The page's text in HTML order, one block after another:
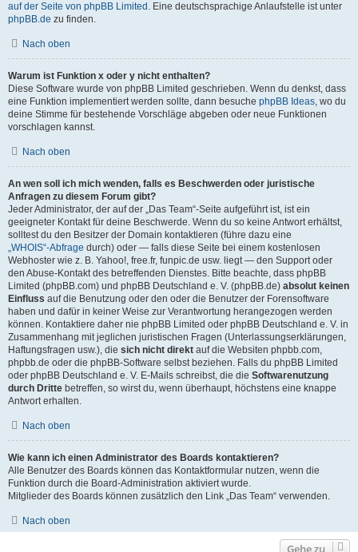
auf der Seite von phpBB Limited . Eine deutschsprachige Anlaufstelle ist unter
phpBB.de zu finden.
Nach oben
Warum ist Funktion x oder y nicht enthalten?
Diese Software wurde von phpBB Limited geschrieben. Wenn du denkst, dass
eine Funktion implementiert werden sollte, dann besuche phpBB Ideas, wo du
deine Stimme für bestehende Vorschläge abgeben oder neue Funktionen
vorschlagen kannst.
Nach oben
An wen soll ich mich wenden, falls es Beschwerden oder juristische
Anfragen zu diesem Forum gibt?
Jeder Administrator, der auf der „Das Team“-Seite aufgeführt ist, ist ein
geeigneter Kontakt für deine Beschwerde. Wenn du so keine Antwort erhältst,
solltest du den Besitzer der Domain kontaktieren (führe dazu eine
„WHOIS“-Abfrage durch) oder — falls diese Seite bei einem kostenlosen
Webhoster wie z. B. Yahoo!, free.fr, funpic.de usw. liegt — den Support oder
den Abuse-Kontakt des betreffenden Dienstes. Bitte beachte, dass phpBB
Limited (phpBB.com) und phpBB Deutschland e. V. (phpBB.de) absolut keinen
Einfluss auf die Benutzung oder den oder die Benutzer der Forensoftware
haben und dafür in keiner Weise zur Verantwortung herangezogen werden
können. Kontaktiere daher nie phpBB Limited oder phpBB Deutschland e. V. in
Zusammenhang mit jeglichen juristischen Fragen (Unterlassungserklärungen,
Haftungsfragen usw.), die sich nicht direkt auf die Websiten phpbb.com,
phpbb.de oder die phpBB-Software selbst beziehen. Falls du phpBB Limited
oder phpBB Deutschland e. V. E-Mails schreibst, die die Softwarenutzung
durch Dritte betreffen, so wirst du, wenn überhaupt, höchstens eine knappe
Antwort erhalten.
Nach oben
Wie kann ich einen Administrator des Boards kontaktieren?
Alle Benutzer des Boards können das Kontaktformular nutzen, wenn die
Funktion durch die Board-Administration aktiviert wurde.
Mitglieder des Boards können zusätzlich den Link „Das Team“ verwenden.
Nach oben
Gehe zu